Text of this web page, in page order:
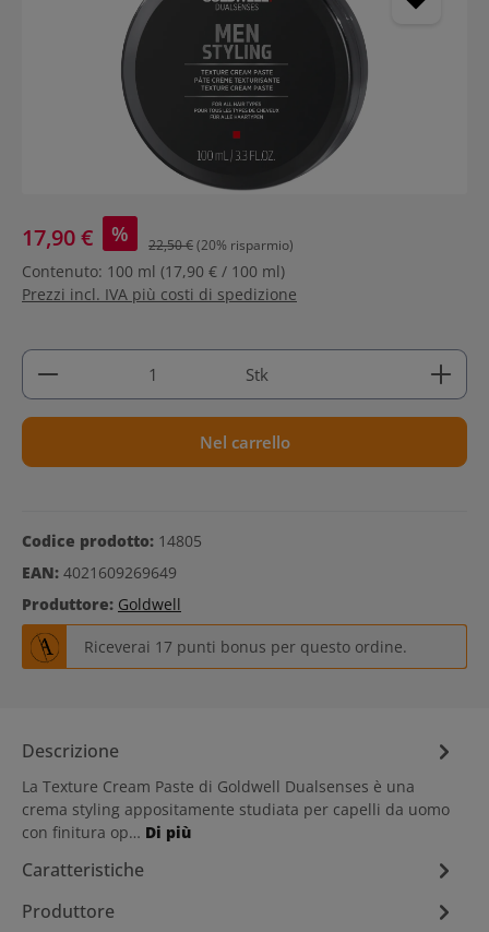
17,90 € % 22,50 €(20% risparmio)
Contenuto: 100 ml (17,90 € / 100 ml)
Prezzi incl. IVA più costi di spedizione
Quantità del prodotto: inserisci la quantità
Stk
Nel carrello
Codice prodotto: 14805
EAN: 4021609269649
Produttore: Goldwell
Riceverai 17 punti bonus per questo ordine.
Descrizione
La Texture Cream Paste di Goldwell Dualsenses è una
crema styling appositamente studiata per capelli da uomo
con finitura op… Di più
Caratteristiche
Produttore